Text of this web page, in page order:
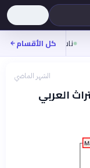
ناس روح
كل الأقسام
الشهر الماضي